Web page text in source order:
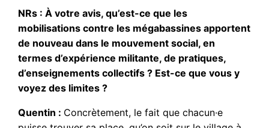
NRs : À votre avis, qu’est-ce que les
mobilisations contre les mégabassines apportent
de nouveau dans le mouvement social, en
termes d’expérience militante, de pratiques,
d’enseignements collectifs ? Est-ce que vous y
voyez des limites ?
Quentin : Concrètement, le fait que chacun·e